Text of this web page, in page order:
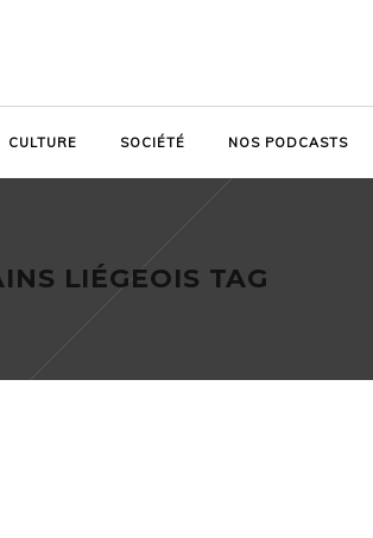
CULTURE SOCIÉTÉ NOS PODCASTS
LIÉGEOIS TAG